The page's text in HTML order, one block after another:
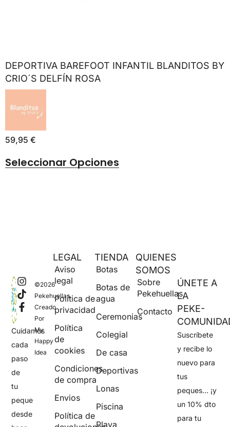
DEPORTIVA BAREFOOT INFANTIL BLANDITOS BY
CRIO´S DELFÍN ROSA
59,95 €
Seleccionar Opciones
Cuidamos
cada
paso
de
tu
peque
desde
©2026
Pekehuellas.
Creado
Por
My
Happy
Idea
QUIENES
SOMOS
Sobre
Pekehuellas
Contacto
TIENDA
Botas
Botas de
agua
Ceremonias
Colegial
De casa
Deportivas
Lonas
Piscina
Playa
LEGAL
Aviso
legal
Política de
privacidad
Política
de
cookies
Condiciones
de compra
Envios
Política de
ÚNETE A
LA
PEKE-
Suscríbete
y recibe lo
nuevo para
tus
peques… ¡y
un 10% dto
para tu